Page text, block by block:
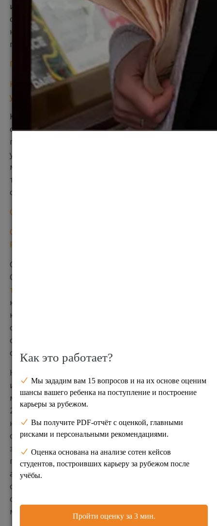
иностранных учащихся в последнее десятилетие
связан со значительным увеличением программ
на английском языке, их высоким качеством и
привлекательной стоимостью.
Поиск программ голландских университетов
Как выбрать программу бакалавриата в
университете прикладных наук Голландии
Кроме того, увеличение притока иностранцев в
образовательные учреждения Нидерландов —
прямое следствие государственных мер по
улучшению доступа к образованию для
международных студентов и привлечению
талантов со всего мира, — например, при помощи
стипендиальных программ.
Стипендии Orange Tulip Scholarship 2017/18
Особенности учебы в Голландии — сравнение с
Россией
Серьезным аргументом для студентов из России и
СНГ являются и хорошие возможности
трудоустройства выпускников в Голландии
касается профессионалов, занятых во всех
ключевых секторах экономики Нидерландов, но
особенно высок спрос на технических
специалистов, дефицит которых ощущается особо
остро.
Нидерланды вкладывают значительные средства
и серьезные усилия в развитие
многонациональной образовательной среды. В
2016-2017 учебном году в голландских вузах
насчитывается более 112,000 студентов из 164
стран мира; из них 81,000 человек
зарегистрированы на программах высшего и
постдипломного образования. Университеты
активно наращивают международное
сотрудничество в области исследований,
студенческих обменов и академической
мобильности.